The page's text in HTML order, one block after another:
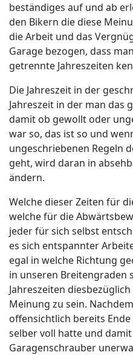
beständiges auf und ab
den Bikern die diese
die Arbeit und das
Garage bezogen, dass
getrennte Jahreszeiten
Die Jahreszeit in der
Jahreszeit in der man das
damit ob gewollt oder
war so, das ist so und
ungeschriebenen Regeln
geht, wird daran in
ändern.
Welche dieser Zeiten für
welche für die
jeder für sich selbst
es sich entspannter
egal in welche Richtung
in unseren Breitengraden
Jahreszeiten
Meinung zu sein.
offensichtlich bereits
selber voll hatte und
Garagenschrauber